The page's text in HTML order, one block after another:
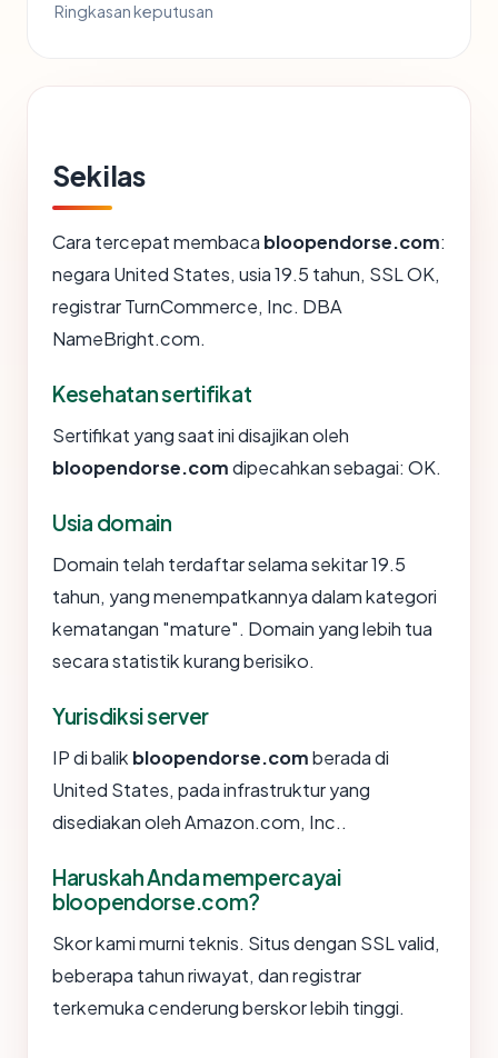
Ringkasan keputusan
Sekilas
Cara tercepat membaca bloopendorse.com:
negara United States, usia 19.5 tahun, SSL OK,
registrar TurnCommerce, Inc. DBA
NameBright.com.
Kesehatan sertifikat
Sertifikat yang saat ini disajikan oleh
bloopendorse.comdipecahkan sebagai: OK.
Usia domain
Domain telah terdaftar selama sekitar 19.5
tahun, yang menempatkannya dalam kategori
kematangan "mature". Domain yang lebih tua
secara statistik kurang berisiko.
Yurisdiksi server
IP di balik bloopendorse.comberada di
United States, pada infrastruktur yang
disediakan oleh Amazon.com, Inc..
Haruskah Anda mempercayai
bloopendorse.com?
Skor kami murni teknis. Situs dengan SSL valid,
beberapa tahun riwayat, dan registrar
terkemuka cenderung berskor lebih tinggi.